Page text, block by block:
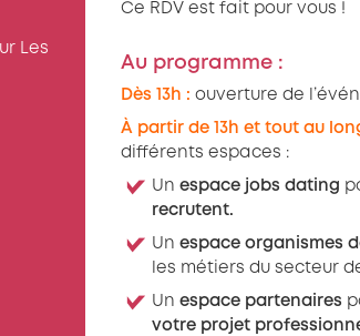
Les
Ce RDV est fait pour vous !
Au programme :
Dès 13h : ouverture de
À partir de 13h et tout au
différents espaces :
Un espace jobs dating
recrutent.
Un espace organismes
les métiers du secteur
Un espace partenaires
votre projet